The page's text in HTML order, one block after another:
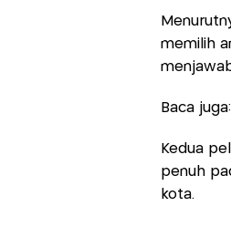
memilih
Baca
Kedua
penuh
kota.